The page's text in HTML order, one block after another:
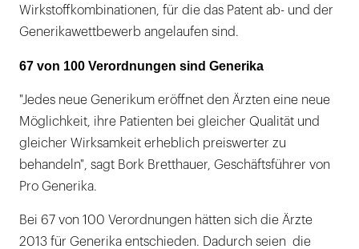
Wirkstoffkombinationen, für die das Patent ab- und der
Generikawettbewerb angelaufen sind.
67 von 100 Verordnungen sind Generika
"Jedes neue Generikum eröffnet den Ärzten eine neue
Möglichkeit, ihre Patienten bei gleicher Qualität und
gleicher Wirksamkeit erheblich preiswerter zu
behandeln", sagt Bork Bretthauer, Geschäftsführer von
Pro Generika.
Bei 67 von 100 Verordnungen hätten sich die Ärzte
2013 für Generika entschieden. Dadurch seien die